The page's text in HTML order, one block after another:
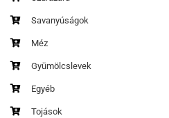
Savanyúságok
Méz
Gyümölcslevek
Egyéb
Tojások